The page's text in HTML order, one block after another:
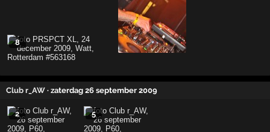
8
Club r_AW · zaterdag 26 september 2009
2 5